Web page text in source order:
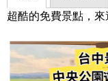
超酷的免費景點，